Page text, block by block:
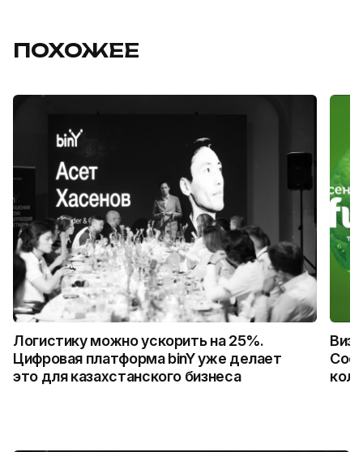
ПОХОЖЕЕ
Логистику можно ускорить на 25%.
Цифровая платформа binY уже делает
это для казахстанского бизнеса